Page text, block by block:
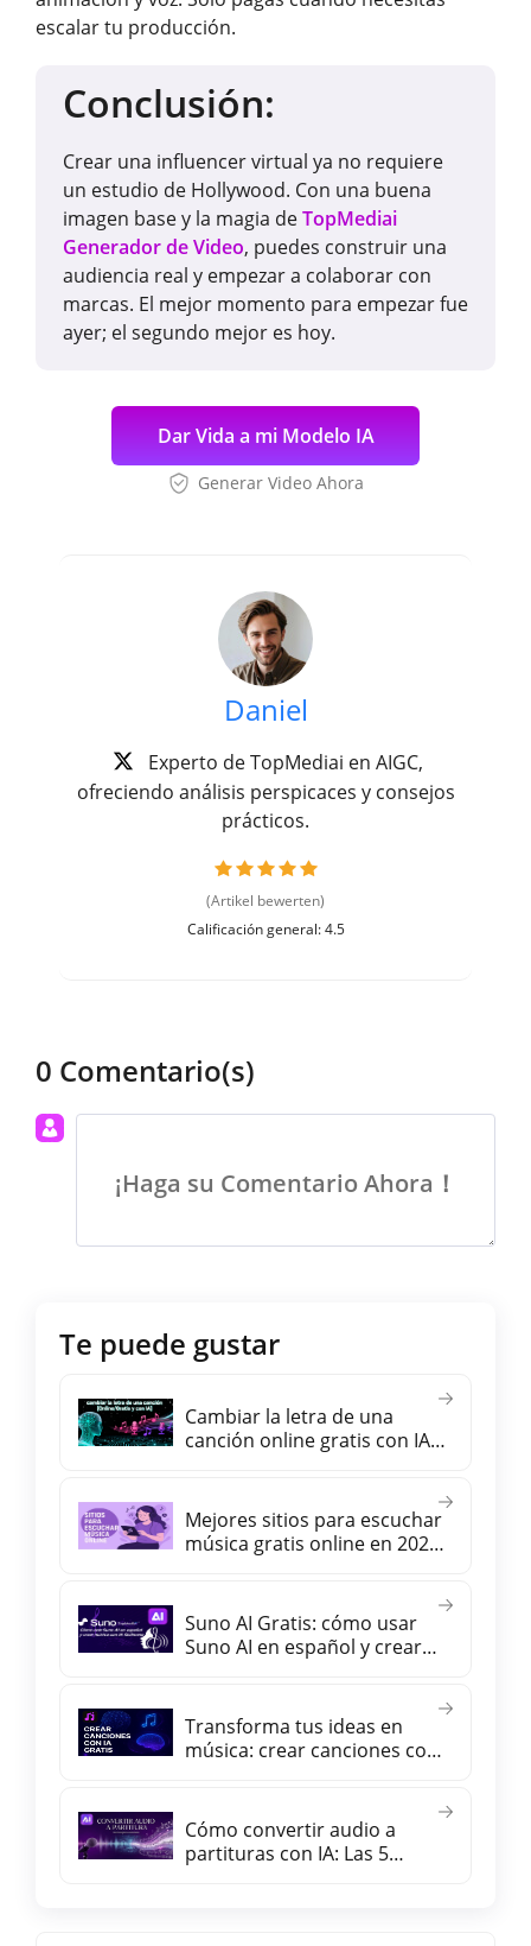
escalar tu producción.
Conclusión:
Crear una influencer virtual ya no requiere
un estudio de Hollywood. Con una buena
imagen base y la magia deTopMediai
Generador de Video, puedes construir una
audiencia real y empezar a colaborar con
marcas. El mejor momento para empezar fue
ayer; el segundo mejor es hoy.
Dar Vida a mi Modelo IA
Generar Video Ahora
Daniel
Experto de TopMediai en AIGC,
ofreciendo análisis perspicaces y consejos
prácticos.
(Artikel bewerten)
Calificación general: 4.5
0 Comentario(s)
¡Haga su Comentario Ahora！
Te puede gustar
Cambiar la letra de una
canción online gratis con IA
Mejores sitios para escuchar
música gratis online en 2026
Suno AI Gratis: cómo usar
Suno AI en español y crear
Transforma tus ideas en
música: crear canciones con
Cómo convertir audio a
partituras con IA: Las 5